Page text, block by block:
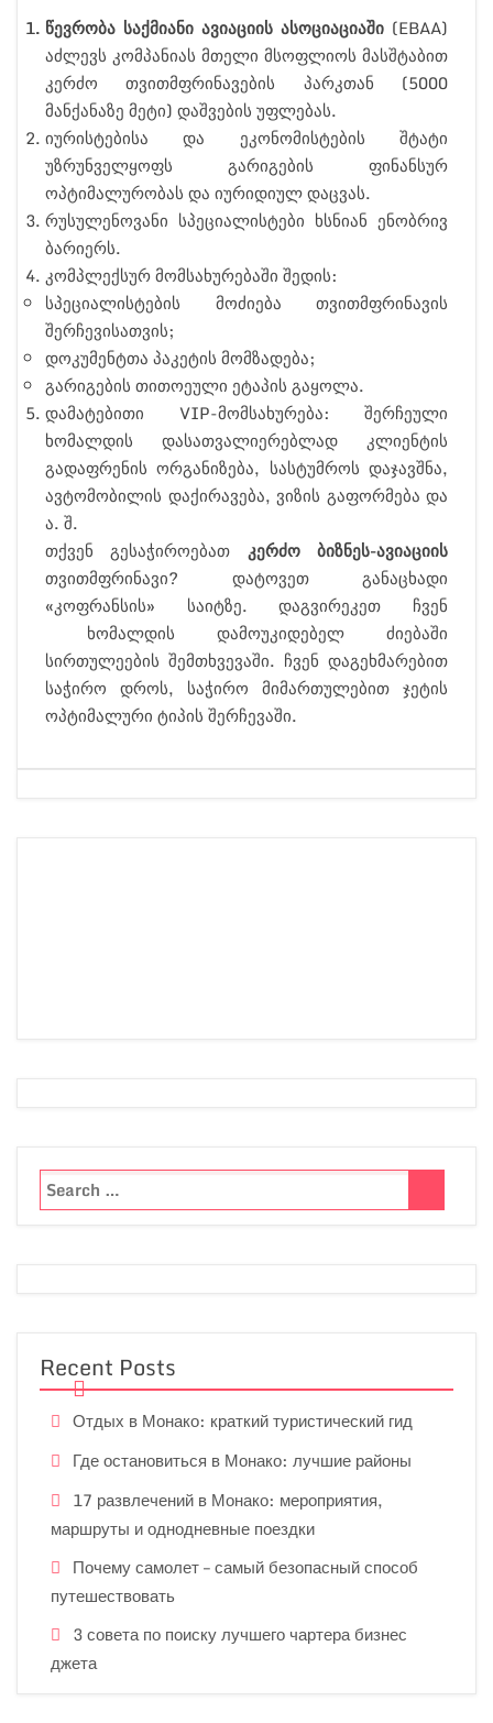
წევრობა საქმიანი ავიაციის ასოციაციაში (EBAA)
აძლევს კომპანიას მთელი მსოფლიოს მასშტაბით
კერძო თვითმფრინავების პარკთან (5000
მანქანაზე მეტი) დაშვების უფლებას.
იურისტებისა და ეკონომისტების შტატი
უზრუნველყოფს გარიგების ფინანსურ
ოპტიმალურობას და იურიდიულ დაცვას.
რუსულენოვანი სპეციალისტები ხსნიან ენობრივ
ბარიერს.
კომპლექსურ მომსახურებაში შედის:
სპეციალისტების მოძიება თვითმფრინავის
შერჩევისათვის;
დოკუმენტთა პაკეტის მომზადება;
გარიგების თითოეული ეტაპის გაყოლა.
დამატებითი VIP-მომსახურება: შერჩეული
ხომალდის დასათვალიერებლად კლიენტის
გადაფრენის ორგანიზება, სასტუმროს დაჯავშნა,
ავტომობილის დაქირავება, ვიზის გაფორმება და
ა. შ.
თქვენ გესაჭიროებათ კერძო ბიზნეს-ავიაციის
თვითმფრინავი? დატოვეთ განაცხადი
«კოფრანსის» საიტზე. დაგვირეკეთ ჩვენ
ხომალდის დამოუკიდებელ ძიებაში
სირთულეების შემთხვევაში. ჩვენ დაგეხმარებით
საჭირო დროს, საჭირო მიმართულებით ჯეტის
ოპტიმალური ტიპის შერჩევაში.
Recent Posts
Отдых в Монако: краткий туристический гид
Где остановиться в Монако: лучшие районы
17 развлечений в Монако: мероприятия,
маршруты и однодневные поездки
Почему самолет – самый безопасный способ
путешествовать
3 совета по поиску лучшего чартера бизнес
джета